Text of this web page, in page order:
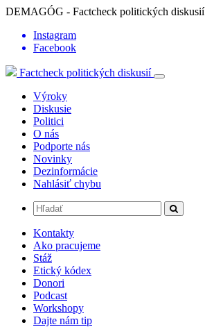
DEMAGÓG - Factcheck politických diskusií
Instagram
Facebook
Factcheck politických diskusií
Výroky
Diskusie
Politici
O nás
Podporte nás
Novinky
Dezinformácie
Nahlásiť chybu
Kontakty
Ako pracujeme
Stáž
Etický kódex
Donori
Podcast
Workshopy
Dajte nám tip